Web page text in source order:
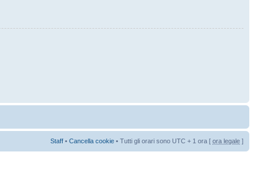
Staff • Cancella cookie • Tutti gli orari sono UTC + 1 ora [ ora legale ]